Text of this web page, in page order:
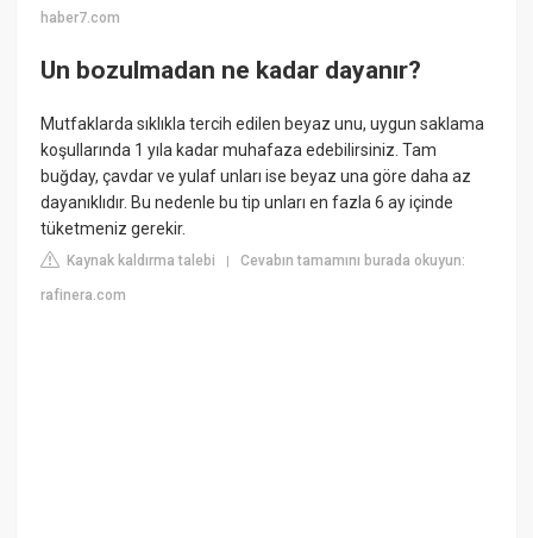
haber7.com
Un bozulmadan ne kadar dayanır?
Mutfaklarda sıklıkla tercih edilen beyaz unu, uygun saklama
koşullarında 1 yıla kadar muhafaza edebilirsiniz. Tam
buğday, çavdar ve yulaf unları ise beyaz una göre daha az
dayanıklıdır. Bu nedenle bu tip unları en fazla 6 ay içinde
tüketmeniz gerekir.
Kaynak kaldırma talebi |Cevabın tamamını burada okuyun:
rafinera.com